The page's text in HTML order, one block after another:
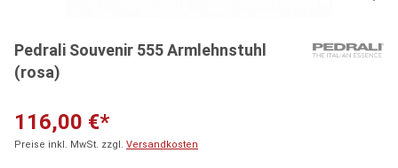
Pedrali Souvenir 555 Armlehnstuhl
(rosa)
116,00 €*
Preise inkl. MwSt. zzgl. Versandkosten